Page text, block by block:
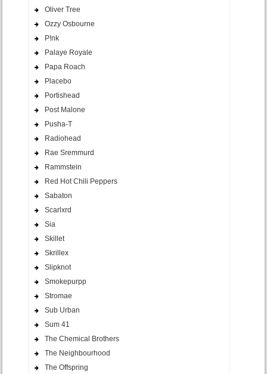
Oliver Tree
Ozzy Osbourne
P!nk
Palaye Royale
Papa Roach
Placebo
Portishead
Post Malone
Pusha-T
Radiohead
Rae Sremmurd
Rammstein
Red Hot Chili Peppers
Sabaton
Scarlxrd
Sia
Skillet
Skrillex
Slipknot
Smokepurpp
Stromae
Sub Urban
Sum 41
The Chemical Brothers
The Neighbourhood
The Offspring